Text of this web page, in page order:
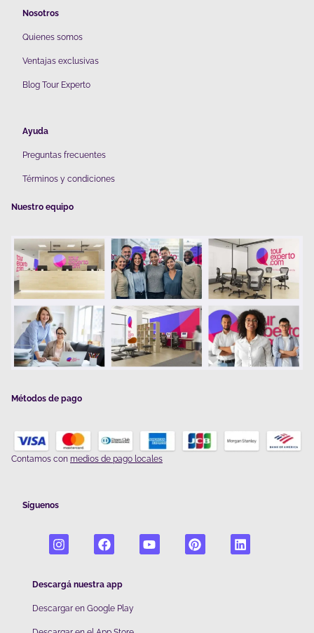
Nosotros
Quienes somos
Ventajas exclusivas
Blog Tour Experto
Ayuda
Preguntas frecuentes
Términos y condiciones
Nuestro equipo
Métodos de pago
Contamos con medios de pago locales
Síguenos
Descargá nuestra app
Descargar en Google Play